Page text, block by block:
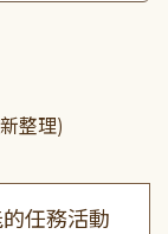
整理)
任務活動